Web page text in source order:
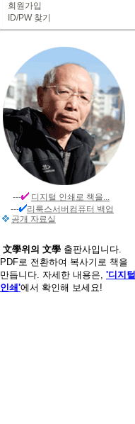
회원가입
ID/PW 찾기
--- 디지털 인쇄 로 책을...
---
리룩스서버컴퓨터 백업
공개 자료실
文學위의 文學 출판사입니다.
PDF로 전환하여 복사기로 책을
만듭니다. 자세한 내용은, '디지털
인쇄'에서 확인해 보세요!